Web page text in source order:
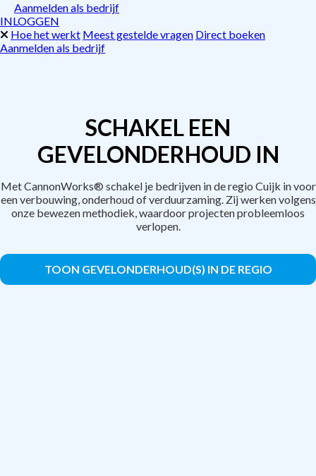
Aanmelden als bedrijf
INLOGGEN
Hoe het werkt Meest gestelde vragen Direct boeken
Aanmelden als bedrijf
SCHAKEL EEN
GEVELONDERHOUD IN
Met CannonWorks® schakel je bedrijven in de regio Cuijk in voor
een verbouwing, onderhoud of verduurzaming. Zij werken volgens
onze bewezen methodiek, waardoor projecten probleemloos
verlopen.
TOON GEVELONDERHOUD(S) IN DE REGIO